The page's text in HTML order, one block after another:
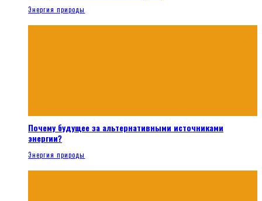
Энергия природы
Почему будущее за альтернативными источниками
энергии?
Энергия природы